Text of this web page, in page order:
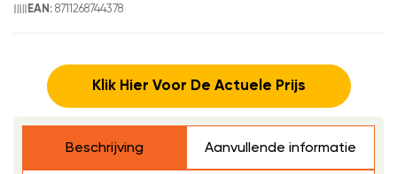
EAN: 8711268744378
Klik Hier Voor De Actuele Prijs
Beschrijving Aanvullende informatie